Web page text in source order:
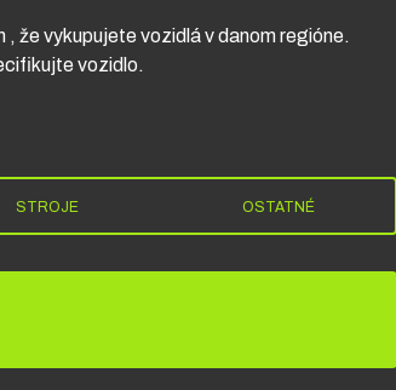
že vykupujete vozidlá v danom regióne.
vozidlo.
STROJE OSTATNÉ